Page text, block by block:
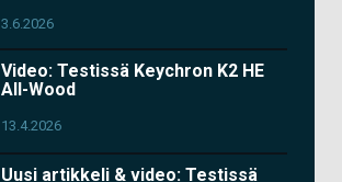
3.6.2026
Video: Testissä Keychron K2 HE
All-Wood
13.4.2026
Uusi artikkeli & video: Testissä